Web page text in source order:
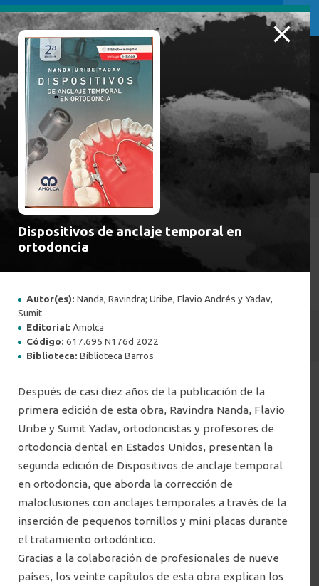
NOVEDADES BIBLIOGRÁFICAS
Filtrar por ciudad Todas Santiago
The architecture of Sou Fujimoto :
primordial future forest
Autor(es): Saosuke Fujimoto, 1971-
Dispositivos de anclaje temporal en
ortodoncia
Autor(es): Nanda, Ravindra; Uribe, Flavio Andrés y Yadav,
Sumit
Editorial: Amolca
Código: 617.695 N176d 2022
Biblioteca: Biblioteca Barros
Después de casi diez años de la publicación de la
primera edición de esta obra, Ravindra Nanda, Flavio
Uribe y Sumit Yadav, ortodoncistas y profesores de
ortodoncia dental en Estados Unidos, presentan la
segunda edición de Dispositivos de anclaje temporal
en ortodoncia, que aborda la corrección de
maloclusiones con anclajes temporales a través de la
inserción de pequeños tornillos y mini placas durante
el tratamiento ortodóntico.
Gracias a la colaboración de profesionales de nueve
países, los veinte capítulos de esta obra explican los